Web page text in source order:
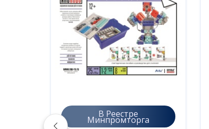
В Реестре
Минпромторга